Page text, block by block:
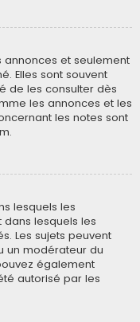
annonces et seulement
Elles sont souvent
de les consulter dès
les annonces et les
les notes sont
lesquels les
lesquels les
Les sujets peuvent
un modérateur du
également
autorisé par les